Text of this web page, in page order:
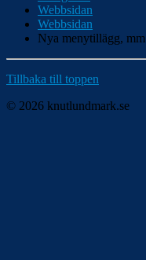
Webbsidan
Webbsidan
Nya menytillägg, mm
Tillbaka till toppen
© 2026 knutlundmark.se